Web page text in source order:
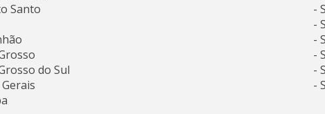
Santo
do Sul
-
-
-
-
-
-